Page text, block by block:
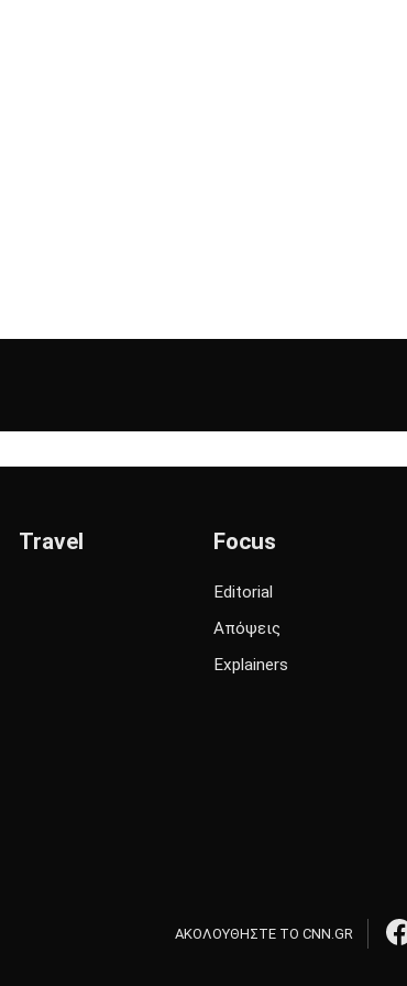
Travel Focus
Editorial
Απόψεις
Explainers
ΑΚΟΛΟΥΘΗΣΤΕ ΤΟ CNN.GR